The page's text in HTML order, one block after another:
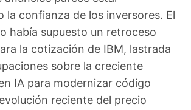
la confianza de los inversores. El
había supuesto un retroceso
la cotización de IBM, lastrada
sobre la creciente
IA para modernizar código
reciente del precio